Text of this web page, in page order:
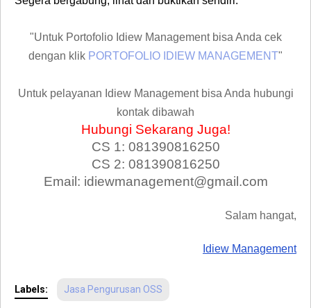
"Untuk Portofolio Idiew Management bisa Anda cek
dengan klik PORTOFOLIO IDIEW MANAGEMENT"
Untuk pelayanan Idiew Management bisa Anda hubungi
kontak dibawah
Hubungi Sekarang Juga!
CS 1: 081390816250
CS 2: 081390816250
Email: idiewmanagement@gmail.com
Salam hangat,
Idiew Management
Labels: Jasa Pengurusan OSS